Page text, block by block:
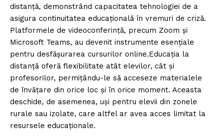
distanță, demonstrând capacitatea tehnologiei de a
asigura continuitatea educațională în vremuri de criză.
Platformele de videoconferință, precum Zoom și
Microsoft Teams, au devenit instrumente esențiale
pentru desfășurarea cursurilor online.Educația la
distanță oferă flexibilitate atât elevilor, cât și
profesorilor, permițându-le să acceseze materialele
de învățare din orice loc și în orice moment. Aceasta
deschide, de asemenea, uși pentru elevii din zonele
rurale sau izolate, care altfel ar avea acces limitat la
resursele educaționale.